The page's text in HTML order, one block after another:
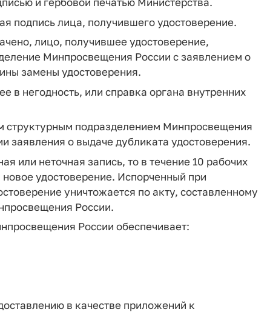
подпись лица, получившего удостоверение.
лицо, получившее удостоверение,
Минпросвещения России с заявлением о
замены удостоверения.
в негодность, или справка органа внутренних
структурным подразделением Минпросвещения
заявления о выдаче дубликата удостоверения.
или неточная запись, то в течение 10 рабочих
удостоверение. Испорченный при
уничтожается по акту, составленному
России.
России обеспечивает:
в качестве приложений к